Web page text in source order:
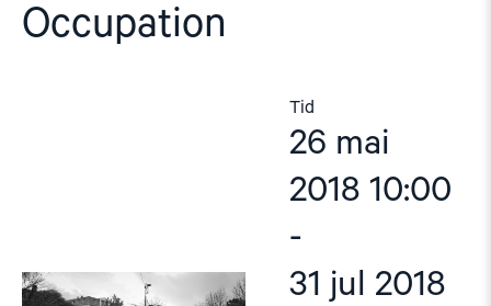
Occupation
Tid
26 mai
2018 10:00
-
31 jul 2018